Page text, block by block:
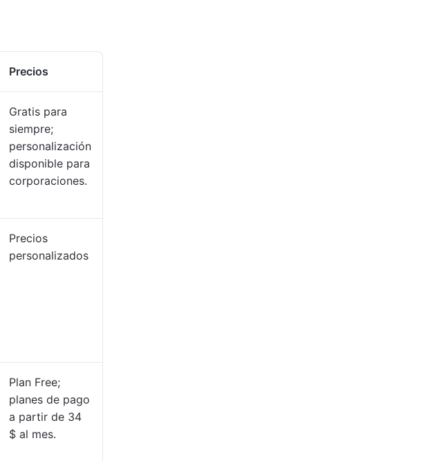
Precios
Gratis para
siempre;
personalización
disponible para
corporaciones.
Precios
personalizados
Plan Free;
planes de pago
a partir de 34
$ al mes.